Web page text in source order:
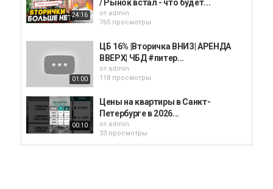
24:16
/ Рынок встал - что будет...
от admin
765 просмотры
01:00
ЦБ 16% |Вторичка ВНИЗ| АРЕНДА
ВВЕРХ| ЧБД #питер...
от admin
118 просмотры
00:10
Цены на квартиры в Санкт-
Петербурге в 2026...
от admin
33 просмотры